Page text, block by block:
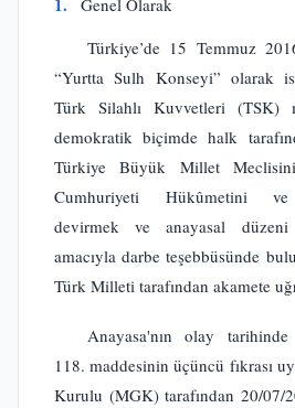
Genel Olarak
Türkiye’de 15 Temmuz
“Yurtta Sulh Konseyi” olarak
Türk Silahlı Kuvvetleri (TSK)
demokratik biçimde halk
Türkiye Büyük Millet
Cumhuriyeti Hükûmetini ve
devirmek ve anayasal düzeni
amacıyla darbe teşebbüsünde
Türk Milleti tarafından akamete
Anayasa'nın olay
118. maddesinin üçüncü fıkrası
Kurulu (MGK) tarafından 20/07/